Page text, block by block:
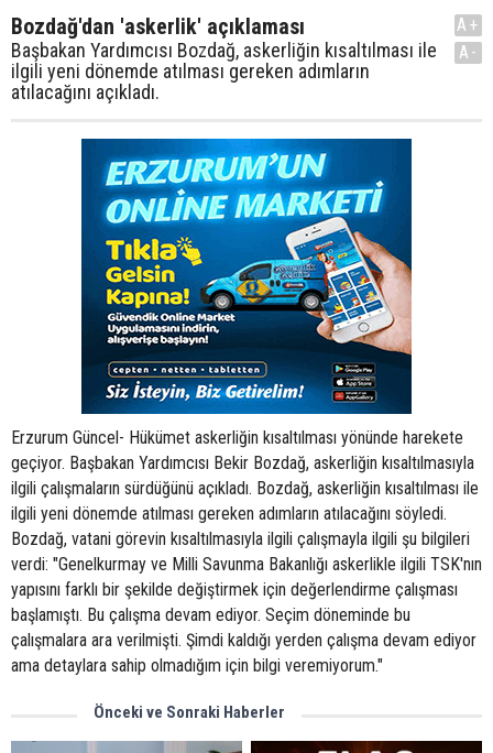
Bozdağ'dan 'askerlik' açıklaması
Başbakan Yardımcısı Bozdağ, askerliğin kısaltılması ile
ilgili yeni dönemde atılması gereken adımların
atılacağını açıkladı.
A+
A-
Erzurum Güncel- Hükümet askerliğin kısaltılması yönünde harekete
geçiyor. Başbakan Yardımcısı Bekir Bozdağ, askerliğin kısaltılmasıyla
ilgili çalışmaların sürdüğünü açıkladı. Bozdağ, askerliğin kısaltılması ile
ilgili yeni dönemde atılması gereken adımların atılacağını söyledi.
Bozdağ, vatani görevin kısaltılmasıyla ilgili çalışmayla ilgili şu bilgileri
verdi: "Genelkurmay ve Milli Savunma Bakanlığı askerlikle ilgili TSK'nın
yapısını farklı bir şekilde değiştirmek için değerlendirme çalışması
başlamıştı. Bu çalışma devam ediyor. Seçim döneminde bu
çalışmalara ara verilmişti. Şimdi kaldığı yerden çalışma devam ediyor
ama detaylara sahip olmadığım için bilgi veremiyorum."
Önceki ve Sonraki Haberler